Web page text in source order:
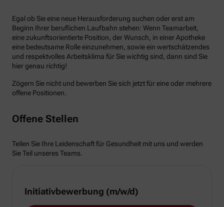
Egal ob Sie eine neue Herausforderung suchen oder erst am
Beginn Ihrer beruflichen Laufbahn stehen: Wenn Teamarbeit,
eine zukunftsorientierte Position, der Wunsch, in einer Apotheke
eine bedeutsame Rolle einzunehmen, sowie ein wertschätzendes
und respektvolles Arbeitsklima für Sie wichtig sind, dann sind Sie
hier genau richtig!
Zögern Sie nicht und bewerben Sie sich jetzt für eine oder mehrere
offene Positionen.
Offene Stellen
Teilen Sie Ihre Leidenschaft für Gesundheit mit uns und werden
Sie Teil unseres Teams.
Initiativbewerbung (m/w/d)